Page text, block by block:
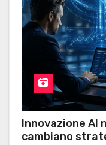
Innovazione AI
cambiano